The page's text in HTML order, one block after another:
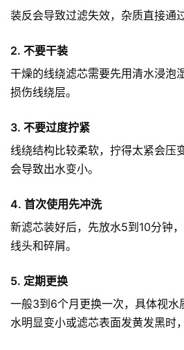
装反会导致过滤失效，杂质直接通
2. 不要干装
干燥的线绕滤芯需要先用清水浸泡
损伤线绕层。
3. 不要过度拧紧
线绕结构比较柔软，拧得太紧会压
会导致出水变小。
4. 首次使用先冲洗
新滤芯装好后，先放水5到10分钟
线头和碎屑。
5. 定期更换
一般3到6个月更换一次，具体视水
水明显变小或滤芯表面发黄发黑时